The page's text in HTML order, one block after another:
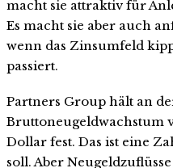
macht sie attraktiv für
Es macht sie aber auch
wenn das Zinsumfeld
passiert.
Partners Group hält an
Bruttoneugeldwachstum
Dollar fest. Das ist eine
soll. Aber